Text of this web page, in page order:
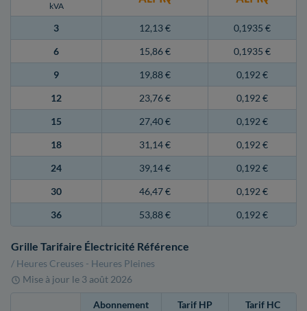
kVA
3 12,13 €
0,1935 €
6
15,86 €
0,1935 €
9
19,88 €
0,192 €
12
23,76 €
0,192 €
15
27,40 €
0,192 €
18
31,14 €
0,192 €
24
39,14 €
0,192 €
30
46,47 €
0,192 €
36
53,88 € 0,192 €
Grille Tarifaire Électricité Référence
/ Heures Creuses - Heures Pleines
Mise à jour le 3 août 2026
Abonnement Tarif HP Tarif HC